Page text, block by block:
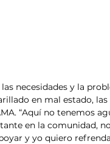
necesidades y la
en mal estado,
“Aquí no tenemos
en la comunidad,
y yo quiero